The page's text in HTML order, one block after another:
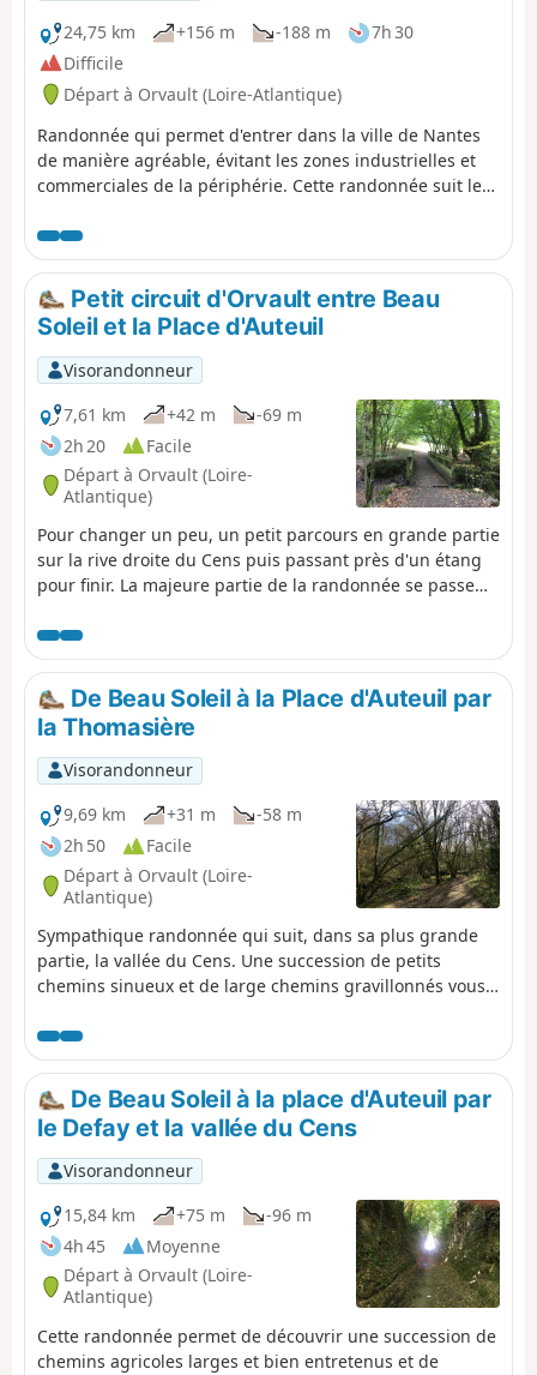
24,75 km
+156 m -188 m
7h 30
Difficile
Départ à Orvault (Loire-Atlantique)
Randonnée qui permet d'entrer dans la ville de Nantes
de manière agréable, évitant les zones industrielles et
commerciales de la périphérie. Cette randonnée suit le
Petit circuit d'Orvault entre Beau
Soleil et la Place d'Auteuil
Visorandonneur
7,61 km
+42 m
-69 m
2h 20
Facile
Départ à Orvault (Loire-
Atlantique)
Pour changer un peu, un petit parcours en grande partie
sur la rive droite du Cens puis passant près d'un étang
pour finir. La majeure partie de la randonnée se passe
praticables. Du plat, quelques montées, quelques
descentes, tout ce qu'il faut pour se mettre en train !
De Beau Soleil à la Place d'Auteuil par
la Thomasière
Visorandonneur
9,69 km
+31 m
-58 m
2h 50
Facile
Départ à Orvault (Loire-
Atlantique)
Sympathique randonnée qui suit, dans sa plus grande
partie, la vallée du Cens. Une succession de petits
chemins sinueux et de large chemins gravillonnés vous
contraire, bien disciplinés.
De Beau Soleil à la place d'Auteuil par
le Defay et la vallée du Cens
Visorandonneur
15,84 km
+75 m
-96 m
4h 45
Moyenne
Départ à Orvault (Loire-
Atlantique)
Cette randonnée permet de découvrir une succession de
chemins agricoles larges et bien entretenus et de